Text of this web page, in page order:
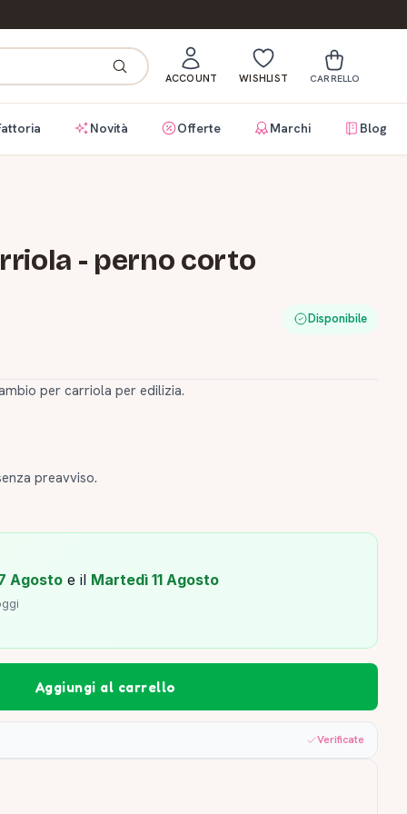
ACCOUNT WISHLIST CARRELLO
Novità Offerte Marchi Blog
- perno corto
Disponibile
per carriola per edilizia.
preavviso.
Agosto e il Martedì 11 Agosto
Aggiungi al carrello
Verificate